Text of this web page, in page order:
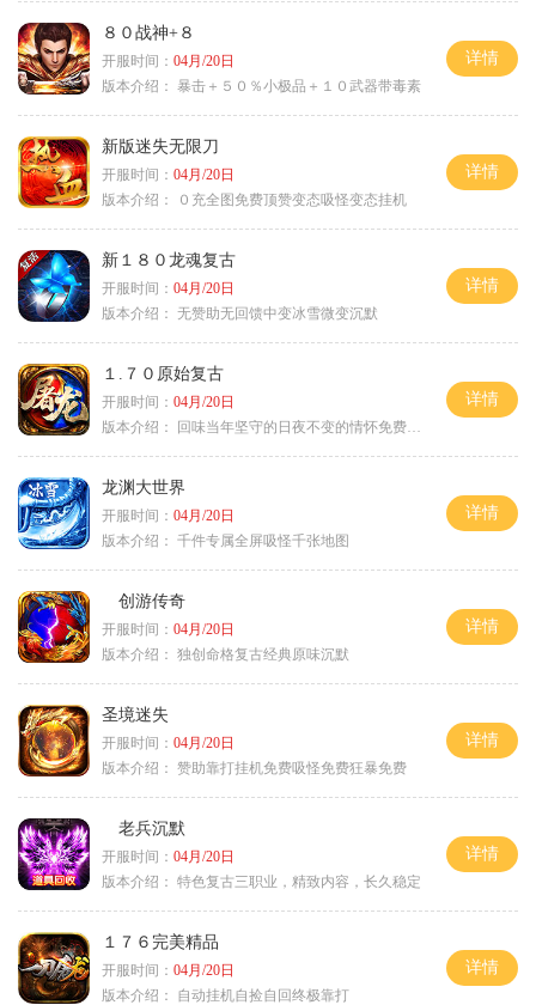
８０战神+８
开服时间： 04月/20日
版本介绍： 暴击＋５０％小极品＋１０武器带毒素
详情
新版迷失无限刀
开服时间： 04月/20日
版本介绍：
０充全图免费顶赞变态吸怪变态挂机
详情
新１８０龙魂复古
开服时间： 04月/20日
版本介绍： 无赞助无回馈中变冰雪微变沉默
详情
１.７０原始复古
开服时间： 04月/20日
版本介绍：
回味当年坚守的日夜不变的情怀免费绿色
详情
龙渊大世界
开服时间： 04月/20日
版本介绍： 千件专属全屏吸怪千张地图
详情
创游传奇
开服时间： 04月/20日
版本介绍： 独创命格复古经典原味沉默
详情
圣境迷失
开服时间： 04月/20日
版本介绍： 赞助靠打挂机免费吸怪免费狂暴免费
详情
老兵沉默
开服时间： 04月/20日
版本介绍： 特色复古三职业，精致内容，长久稳定
详情
１７６完美精品
开服时间： 04月/20日
版本介绍：
自动挂机自捡自回终极靠打
详情